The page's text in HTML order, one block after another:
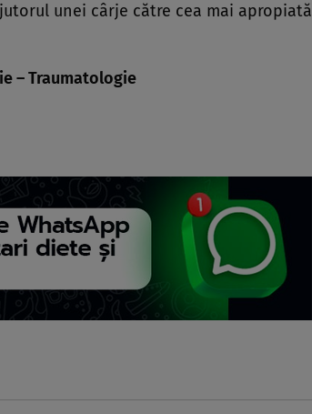
unei cârje către cea mai apropiată
– Traumatologie